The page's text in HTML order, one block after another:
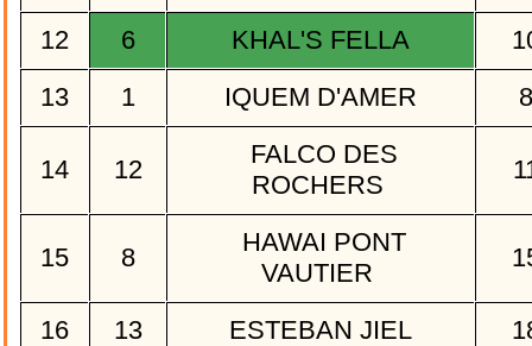
12
6 KHAL'S FELLA
13
1 IQUEM D'AMER
14 12
FALCO DES
ROCHERS
15 8
HAWAI PONT
VAUTIER
16 13 ESTEBAN JIEL